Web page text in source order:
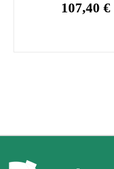
107,40 €